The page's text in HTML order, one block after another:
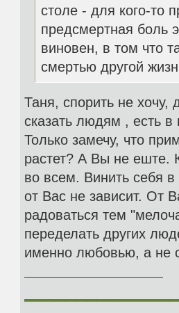
столе - для кого-то
предсмертная боль
виновен, в том что
смертью другой
Таня, спорить не хочу,
сказать людям , есть в
Только замечу, что
растет? А Вы не еште.
во всем. Винить себя
от Вас не зависит. От
радоваться тем
переделать других
именно любовью, а не